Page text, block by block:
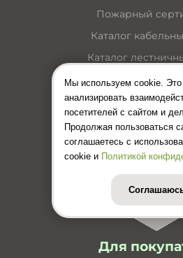
Пожарный
Каталог
Каталог
Каталог
Каталог несущие
Инструкция по
Цены (Прайс-
Для
Мы используем cookie. Это
анализировать
посетителей с сайтом и
Продолжая пользоваться
соглашаетесь с
cookie и Политикой